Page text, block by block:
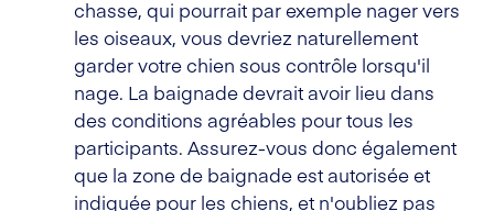
chasse, qui pourrait par exemple nager vers
les oiseaux, vous devriez naturellement
garder votre chien sous contrôle lorsqu'il
nage. La baignade devrait avoir lieu dans
des conditions agréables pour tous les
participants. Assurez-vous donc également
que la zone de baignade est autorisée et
indiquée pour les chiens, et n'oubliez pas